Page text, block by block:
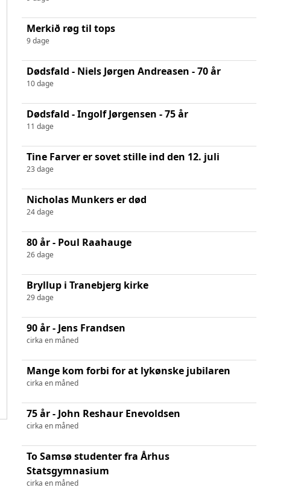
Merkið røg til tops
9 dage
Dødsfald - Niels Jørgen Andreasen - 70 år
10 dage
Dødsfald - Ingolf Jørgensen - 75 år
11 dage
Tine Farver er sovet stille ind den 12. juli
23 dage
Nicholas Munkers er død
24 dage
80 år - Poul Raahauge
26 dage
Bryllup i Tranebjerg kirke
29 dage
90 år - Jens Frandsen
cirka en måned
Mange kom forbi for at lykønske jubilaren
cirka en måned
75 år - John Reshaur Enevoldsen
cirka en måned
To Samsø studenter fra Århus
Statsgymnasium
cirka en måned